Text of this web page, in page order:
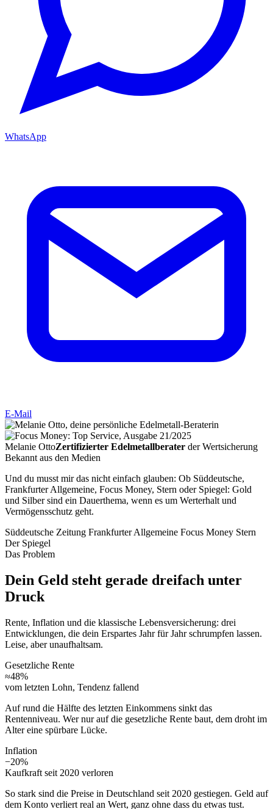
WhatsApp
E-Mail
Melanie OttoZertifizierter Edelmetallberater derWertsicherung
Bekannt aus den Medien
Und du musst mir das nicht einfach glauben: Ob Süddeutsche,
Frankfurter Allgemeine, Focus Money, Stern oder Spiegel: Gold
und Silber sind ein Dauerthema, wenn es um Werterhalt und
Vermögensschutz geht.
Süddeutsche Zeitung Frankfurter Allgemeine Focus Money Stern
Der Spiegel
Das Problem
Dein Geld steht gerade dreifach unter
Druck
Rente, Inflation und die klassische Lebensversicherung: drei
Entwicklungen, die dein Erspartes Jahr für Jahr schrumpfen lassen.
Leise, aber unaufhaltsam.
Gesetzliche Rente
≈48%
vom letzten Lohn, Tendenz fallend
Auf rund die Hälfte des letzten Einkommens sinkt das
Rentenniveau. Wer nur auf die gesetzliche Rente baut, dem droht im
Alter eine spürbare Lücke.
Inflation
−20%
Kaufkraft seit 2020 verloren
So stark sind die Preise in Deutschland seit 2020 gestiegen. Geld auf
dem Konto verliert real an Wert, ganz ohne dass du etwas tust.